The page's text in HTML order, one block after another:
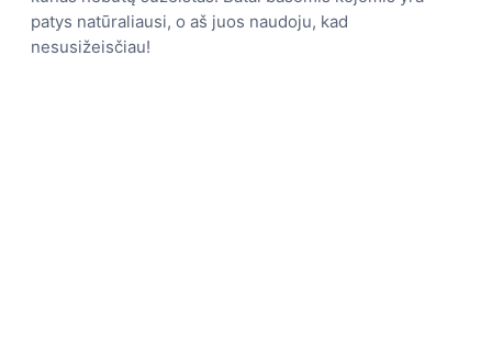
patys natūraliausi, o aš juos naudoju, kad
nesusižeisčiau!